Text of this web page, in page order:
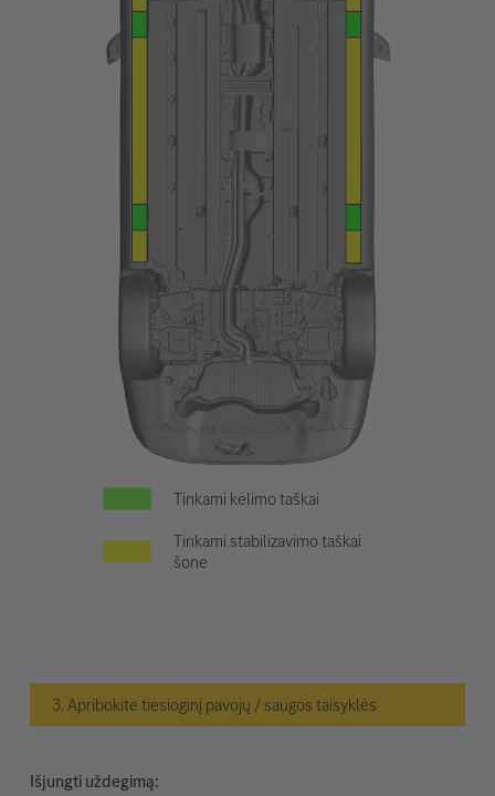
Tinkami kėlimo taškai
Tinkami stabilizavimo taškai
šone
3. Apribokite tiesioginį pavojų / saugos taisyklės
Išjungti uždegimą: